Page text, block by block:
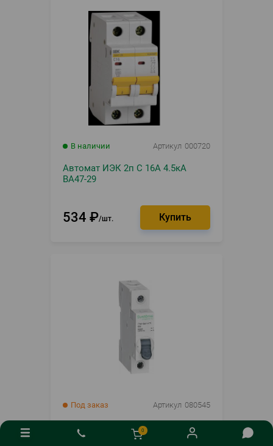
В наличии Артикул 000720
Автомат ИЭК 2п С 16А 4.5кА
ВА47-29
534 ₽ шт.
Под заказ Артикул 080545
Автомат Systeme electric City9 1П
C 6А 4.5кА C9F34106